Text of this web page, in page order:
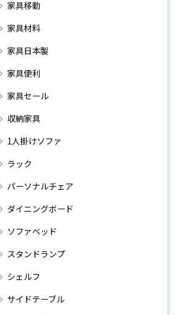
家具移動
家具材料
家具日本製
家具便利
家具セール
収納家具
1人掛けソファ
ラック
パーソナルチェア
ダイニングボード
ソファベッド
スタンドランプ
シェルフ
サイドテーブル